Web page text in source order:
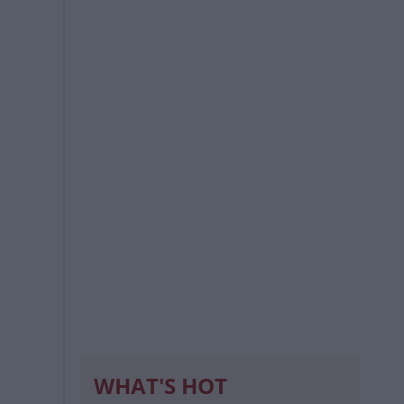
WHAT'S HOT